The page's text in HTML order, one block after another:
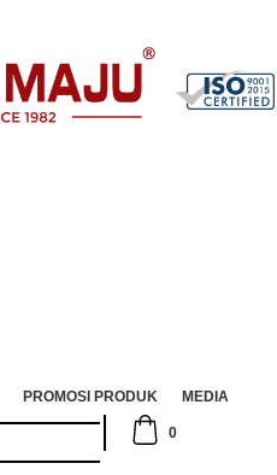
PROMOSI PRODUK MEDIA
0